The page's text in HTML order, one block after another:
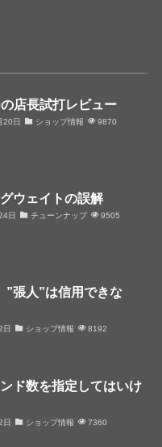
店長試打レビュー
20日 ショップ情報 9870
ウェイトの誤解
日 チューンナップ 9505
”張人”は信用できな
日 ショップ情報 8192
ド数を指定してはいけ
日 ショップ情報 7360